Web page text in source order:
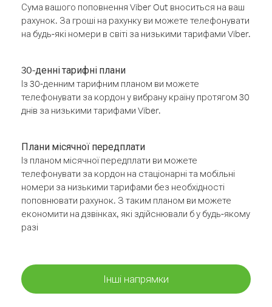
Сума вашого поповнення Viber Out вноситься на ваш
рахунок. За гроші на рахунку ви можете телефонувати
на будь-які номери в світі за низькими тарифами Viber.
30-денні тарифні плани
Із 30-денним тарифним планом ви можете
телефонувати за кордон у вибрану країну протягом 30
днів за низькими тарифами Viber.
Плани місячної передплати
Із планом місячної передплати ви можете
телефонувати за кордон на стаціонарні та мобільні
номери за низькими тарифами без необхідності
поповнювати рахунок. З таким планом ви можете
економити на дзвінках, які здійснювали б у будь-якому
разі
Інші напрямки